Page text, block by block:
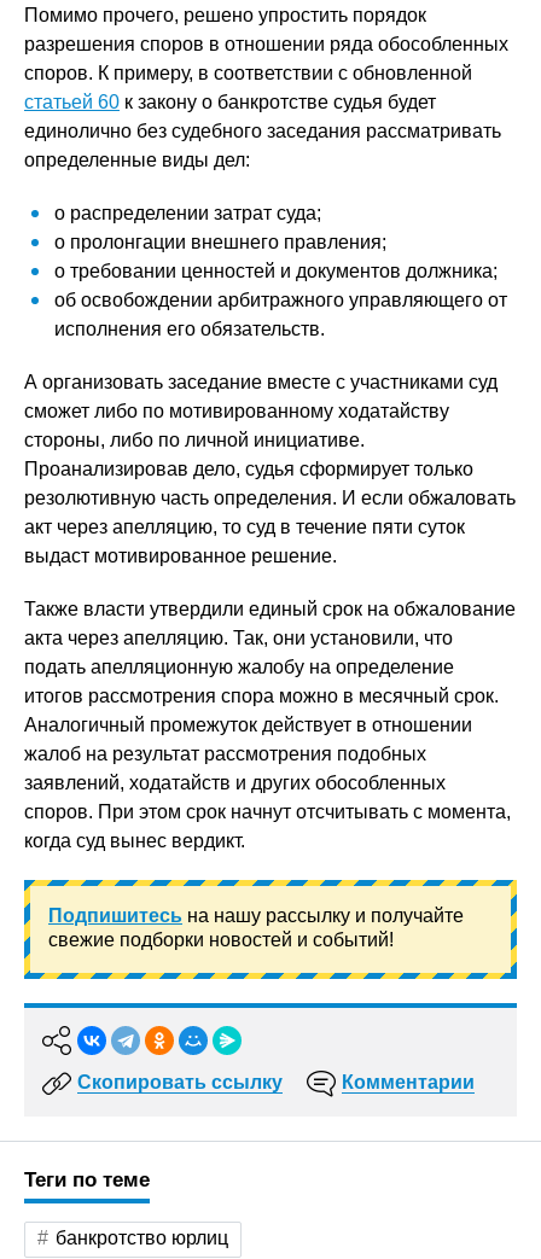
Помимо прочего, решено упростить порядок
разрешения споров в отношении ряда обособленных
споров. К примеру, в соответствии с обновленной
статьей 60 к закону о банкротстве судья будет
единолично без судебного заседания рассматривать
определенные виды дел:
о распределении затрат суда;
о пролонгации внешнего правления;
о требовании ценностей и документов должника;
об освобождении арбитражного управляющего от
исполнения его обязательств.
А организовать заседание вместе с участниками суд
сможет либо по мотивированному ходатайству
стороны, либо по личной инициативе.
Проанализировав дело, судья сформирует только
резолютивную часть определения. И если обжаловать
акт через апелляцию, то суд в течение пяти суток
выдаст мотивированное решение.
Также власти утвердили единый срок на обжалование
акта через апелляцию. Так, они установили, что
подать апелляционную жалобу на определение
итогов рассмотрения спора можно в месячный срок.
Аналогичный промежуток действует в отношении
жалоб на результат рассмотрения подобных
заявлений, ходатайств и других обособленных
споров. При этом срок начнут отсчитывать с момента,
когда суд вынес вердикт.
Подпишитесь на нашу рассылку и получайте
свежие подборки новостей и событий!
Скопировать ссылку Комментарии
Теги по теме
банкротство юрлиц